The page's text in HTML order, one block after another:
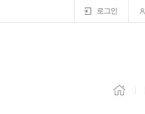
로그인